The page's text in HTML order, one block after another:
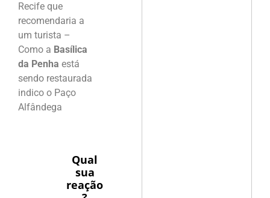
Recife que
recomendaria a
um turista –
Como a Basílica
da Penha está
sendo restaurada
indico o Paço
Alfândega
Qual
sua
reação